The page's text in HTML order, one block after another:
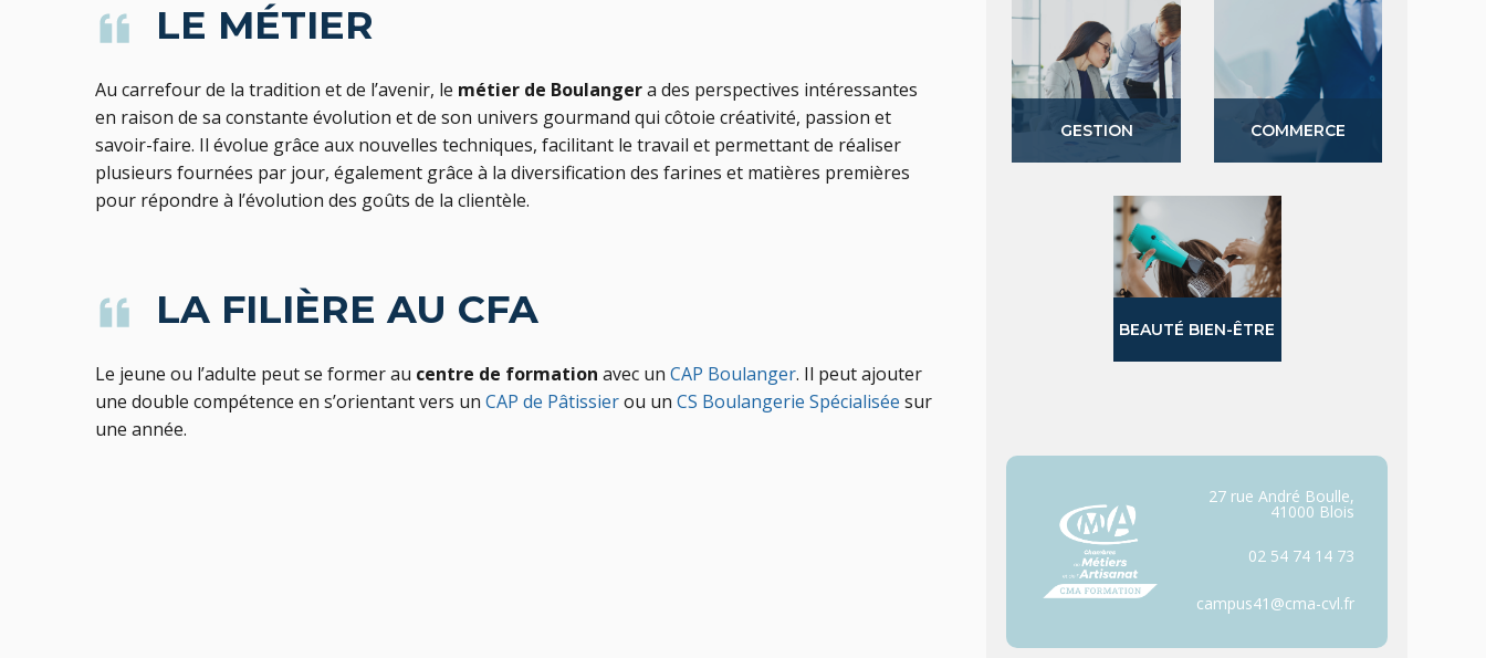
LE MÉTIER
Au carrefour de la tradition et de l’avenir, le métier de Boulangera des perspectives intéressantes
en raison de sa constante évolution et de son univers gourmand qui côtoie créativité, passion et
savoir-faire. Il évolue grâce aux nouvelles techniques, facilitant le travail et permettant de réaliser
plusieurs fournées par jour, également grâce à la diversification des farines et matières premières
pour répondre à l’évolution des goûts de la clientèle.
LA FILIÈRE AU CFA
Le jeune ou l’adulte peut se former au centre de formation avec un CAP Boulanger. Il peut ajouter
une double compétence en s’orientant vers un CAP de Pâtissierou un CS Boulangerie Spécialisée sur
une année.
GESTION COMMERCE
BEAUTÉ BIEN-ÊTRE
27 rue André Boulle,
41000 Blois
02 54 74 14 73
campus41@cma-cvl.fr